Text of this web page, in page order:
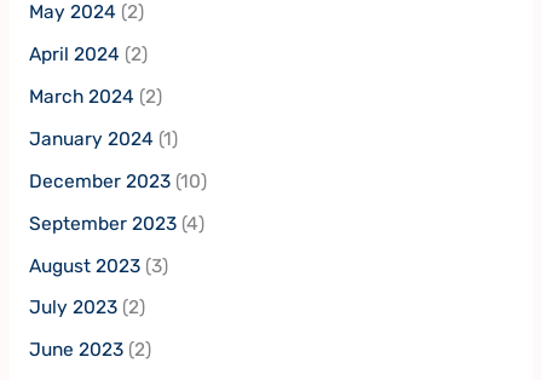
May 2024 (2)
April 2024 (2)
March 2024 (2)
January 2024 (1)
December 2023(10)
September 2023(4)
August 2023(3)
July 2023(2)
June 2023(2)